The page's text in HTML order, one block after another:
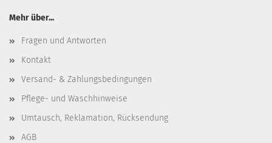
Mehr über...
Fragen und Antworten
Kontakt
Versand- & Zahlungsbedingungen
Pflege- und Waschhinweise
Umtausch, Reklamation, Rücksendung
AGB